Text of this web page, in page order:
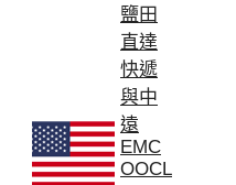
鹽田
直達
快遞
與中
遠
EMC
OOCL